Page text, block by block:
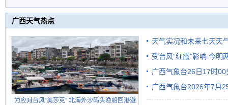
广西天气热点
为应对台风“美莎克” 北海外沙码头渔船回港避
天气实况和未来七天天
受台风“红霞”影响 今明
有较强降雨
广西气象台26日17时
广西气象台2026年7月